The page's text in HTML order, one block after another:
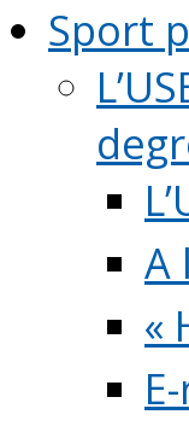
Sport
A
«